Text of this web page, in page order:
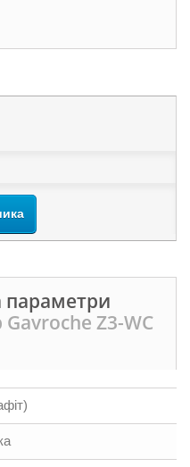
параметри
Z3-WC